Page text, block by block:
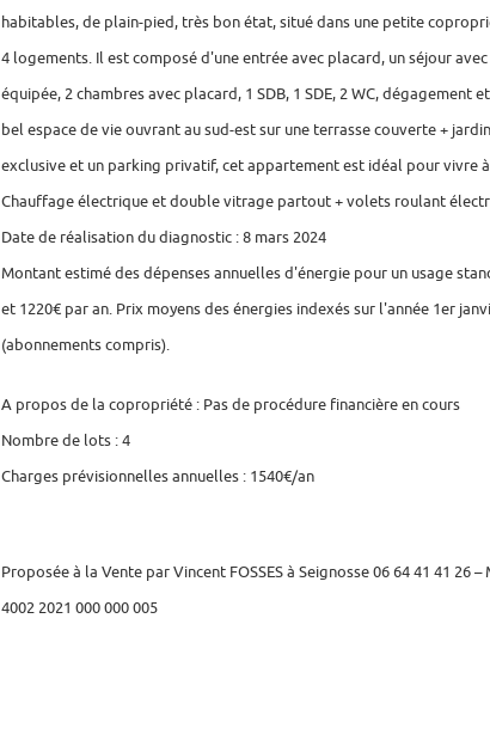
habitables, de plain-pied, très bon état, situé dans une petite
4 logements. Il est composé d'une entrée avec placard, un séjour avec
équipée, 2 chambres avec placard, 1 SDB, 1 SDE, 2 WC, dégagement
bel espace de vie ouvrant au sud-est sur une terrasse couverte +
exclusive et un parking privatif, cet appartement est idéal pour vivre
Chauffage électrique et double vitrage partout + volets roulant
Date de réalisation du diagnostic : 8 mars 2024
Montant estimé des dépenses annuelles d'énergie pour un usage
et 1220€ par an. Prix moyens des énergies indexés sur l'année 1er
(abonnements compris).
A propos de la copropriété : Pas de procédure financière en cours
Nombre de lots : 4
Charges prévisionnelles annuelles : 1540€/an
Proposée à la Vente par Vincent FOSSES à Seignosse 06 64 41 41 26 –
4002 2021 000 000 005